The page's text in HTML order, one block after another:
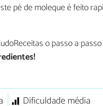
pé de moleque é feito
o passo a
Dificuldade média